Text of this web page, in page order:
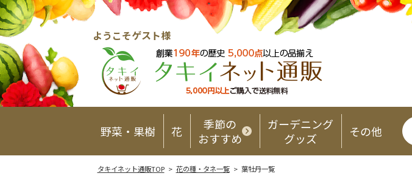
ようこそゲスト様
野菜・果樹 花
季節の
おすすめ
ガーデニング
グッズ
その他
タキイネット通販TOP> 花の種・タネ一覧> 葉牡丹一覧